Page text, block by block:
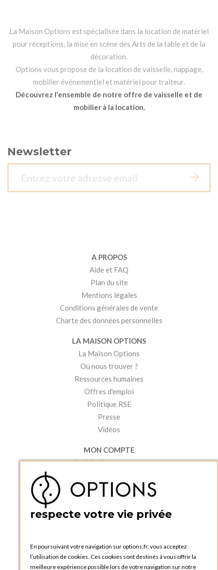
La Maison Options est spécialisée dans la location de matériel
pour réceptions, la mise en scène des Arts de la table et de la
décoration.
Options vous propose de la location de vaisselle, nappage,
mobilier événementiel et matériel pour traiteur.
Découvrez l'ensemble de notre offre de vaisselle et de
mobilier à la location.
Newsletter
A PROPOS
Aide et FAQ
Plan du site
Mentions légales
Conditions générales de vente
Charte des données personnelles
LA MAISON OPTIONS
La Maison Options
Où nous trouver ?
Ressources humaines
Offres d'emploi
Politique RSE
Presse
Vidéos
MON COMPTE
Accéder à mon compte
Créer un compte
PRATIQUE
Catalogues et bons de commande
Tutoriels
respecte votre vie privée
En poursuivant votre navigation sur options.fr, vous acceptez
l’utilisation de cookies. Ces cookies sont destinés à vous offrir la
meilleure expérience possible lors de votre navigation sur notre